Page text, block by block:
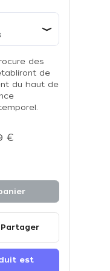
des
de
du haut de
€
Partager
est